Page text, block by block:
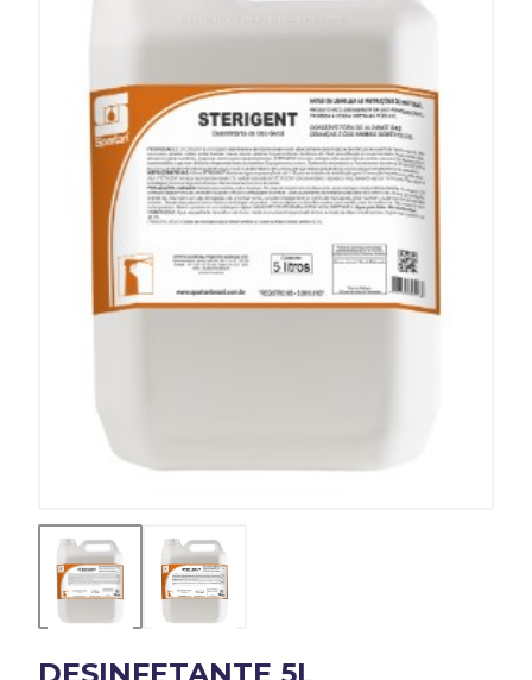
DESINFETANTE 5L